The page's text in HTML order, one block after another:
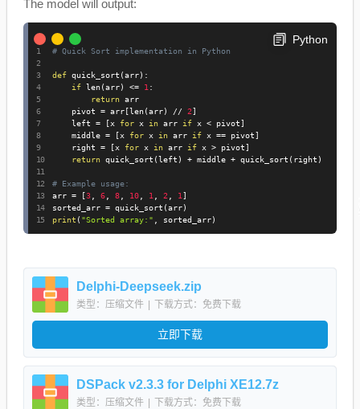
The model will output:
Python
# Quick Sort implementation in Python
def quick_sort (arr) :
if len(arr) <= 1 :
return arr
    pivot
= arr [len(arr) // 2]
    left
= [x for x in arr if x < pivot]
    middle
= [x for x in arr if x == pivot]
    right
= [x for x in arr if x > pivot]
return quick_sort (left ) + middle + quick_sort ( right )
# Example usage:
arr = [3 6 8 10 1 2 1 ]
sorted_arr = quick_sort (arr)
print ( "Sorted array:" sorted_arr)
Delphi-Deepseek.zip
类型：压缩文件 下载方式：免费下载
立即下载
DSPack v2.3.3 for Delphi XE12.7z
类型：压缩文件 下载方式：免费下载